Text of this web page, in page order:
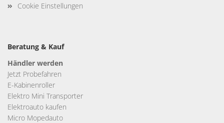
Cookie Einstellungen
Beratung & Kauf
Händler werden
Jetzt Probefahren
E-Kabinenroller
Elektro Mini Transporter
Elektroauto kaufen
Micro Mopedauto